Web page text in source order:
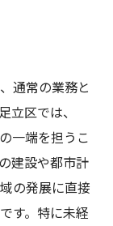
通常の業務と
立区では、
一端を担うこ
建設や都市計
の発展に直接
す。特に未経